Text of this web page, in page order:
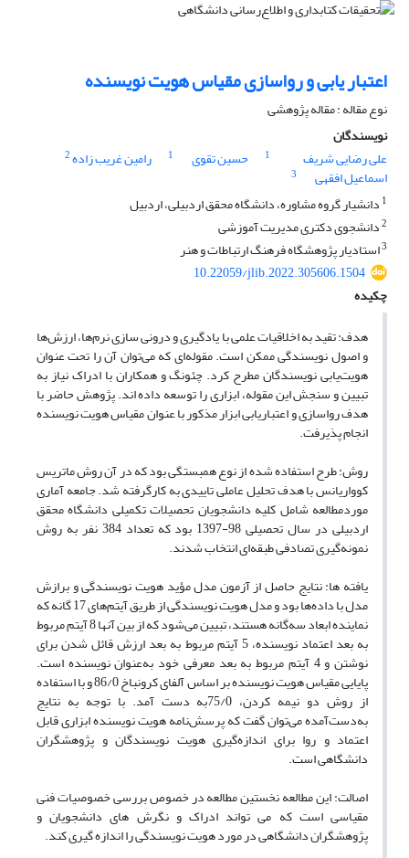
اعتبار یابی و رواسازی مقیاس هویت نویسنده
نوع مقاله : مقاله پژوهشی
نویسندگان
علی رضایی شریف
1 حسین تقوی 1 رامین غریب زاده2
اسماعیل افقهی
3
1 دانشیار گروه مشاوره، دانشگاه محقق اردبیلی، اردبیل
2دانشجوی دکتری مدیریت آموزشی
3استادیار پژوهشگاه فرهنگ ارتباطات و هنر
10.22059/jlib.2022.305606.1504
چکیده
هدف: تقید به اخلاقیات علمی با یادگیری و درونی سازی نرم‌ها، ارزش‌ها
و اصول نویسندگی ممکن است. مقوله‌ای که می‌توان آن را تحت عنوان
هویت‌یابی نویسندگان مطرح کرد. چئونگ و همکاران با ادراک نیاز به
تبیین و سنجش این مقوله، ابزاری را توسعه داده اند. پژوهش حاضر با
هدف رواسازی و اعتباریابی ابزار مذکور با عنوان مقیاس هویت نویسنده
انجام پذیرفت.
روش: طرح استفاده شده از نوع همبستگی بود که در آن روش ماتریس
کوواریانس با هدف تحلیل عاملی تاییدی به کارگرفته شد. جامعه آماری
موردمطالعه شامل کلیه دانشجویان تحصیلات تکمیلی دانشگاه محقق
اردبیلی در سال تحصیلی 98-1397 بود که تعداد 384 نفر به روش
نمونه‌گیری تصادفی طبقه‌ای انتخاب شدند.
یافته ها: نتایج حاصل از آزمون مدل مؤید هویت نویسندگی و برازش
مدل با داده‌ها بود و مدل هویت نویسندگی از طریق آیتم‌های 17 گانه که
نماینده ابعاد سه‌گانه هستند، تبیین می‌شود که از بین آنها 8 آیتم مربوط
به بعد اعتماد نویسنده، 5 آیتم مربوط به بعد ارزش قائل شدن برای
نوشتن و 4 آیتم مربوط به بعد معرفی خود به‌عنوان نویسنده است.
پایایی مقیاس هویت نویسنده بر اساس آلفای کرونباخ 86/0 و با استفاده
از روش دو نیمه کردن، 75/0به دست آمد. با توجه به نتایج
به‌دست‌آمده می‌توان گفت که پرسش‌نامه هویت نویسنده ابزاری قابل
اعتماد و روا برای اندازه‌گیری هویت نویسندگان و پژوهشگران
دانشگاهی است.
اصالت: این مطالعه نخستین مطالعه در خصوص بررسی خصوصیات فنی
مقیاسی است که می تواند ادراک و نگرش های دانشجویان و
پژوهشگران دانشگاهی در مورد هویت نویسندگی را اندازه گیری کند.